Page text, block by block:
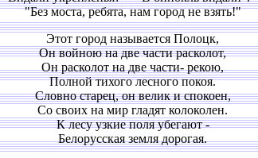
"Без моста, ребята, нам город не взять!"
Этот город называется Полоцк,
Он войною на две части расколот,
Он расколот на две части- рекою,
Полной тихого лесного покоя.
Словно старец, он велик и спокоен,
Со своих на мир гладят колоколен.
К лесу узкие поля убегают -
Белорусская земля дорогая.